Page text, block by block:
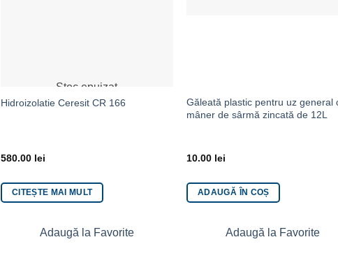
Stoc epuizat
Hidroizolatie Ceresit CR 166
580.00 lei
CITEȘTE MAI MULT
Adaugă la Favorite
Găleată plastic pentru uz general
mâner de sârmă zincată de 12L
10.00 lei
ADAUGĂ ÎN COȘ
Adaugă la Favorite